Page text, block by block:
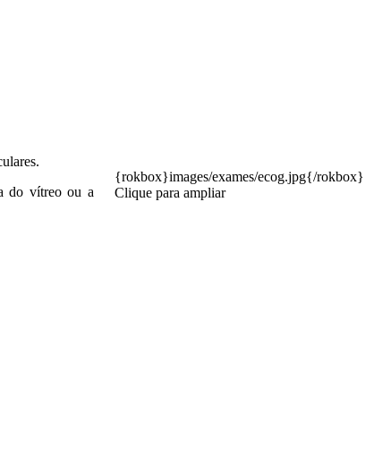
do vítreo ou a
{rokbox}images/exames/ecog.jpg{/rokbox}
Clique para ampliar